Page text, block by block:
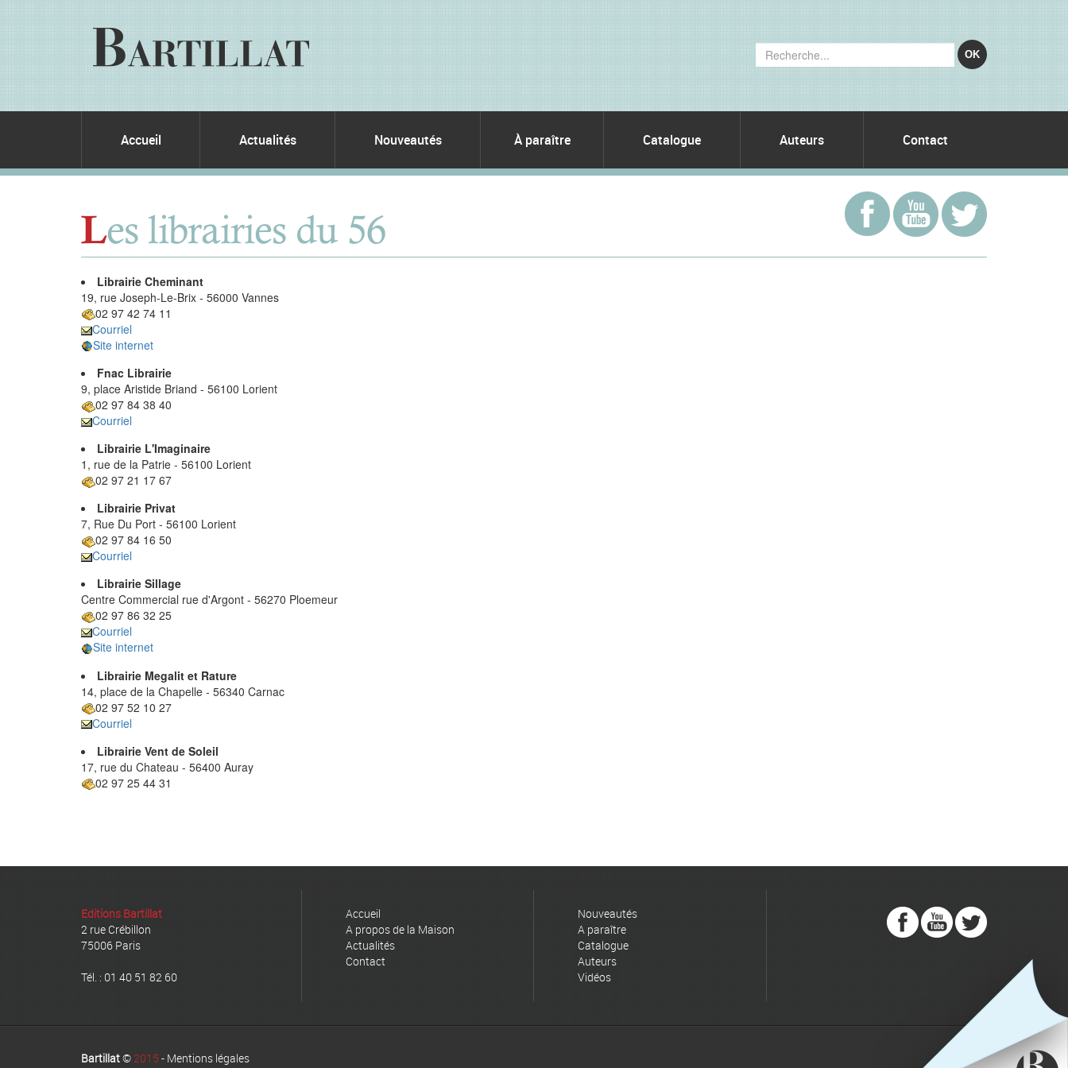
OK
Accueil Actualités Nouveautés À paraître Catalogue Auteurs Contact
Les librairies du 56
Librairie Cheminant
19, rue Joseph-Le-Brix - 56000 Vannes
02 97 42 74 11
Courriel
Site internet
Fnac Librairie
9, place Aristide Briand - 56100 Lorient
02 97 84 38 40
Courriel
Librairie L'Imaginaire
1, rue de la Patrie - 56100 Lorient
02 97 21 17 67
Librairie Privat
7, Rue Du Port - 56100 Lorient
02 97 84 16 50
Courriel
Librairie Sillage
Centre Commercial rue d'Argont - 56270 Ploemeur
02 97 86 32 25
Courriel
Site internet
Librairie Megalit et Rature
14, place de la Chapelle - 56340 Carnac
02 97 52 10 27
Courriel
Librairie Vent de Soleil
17, rue du Chateau - 56400 Auray
02 97 25 44 31
Editions Bartillat
2 rue Crébillon
75006 Paris
Tél. : 01 40 51 82 60
Accueil
A propos de la Maison
Actualités
Contact
Nouveautés
A paraître
Catalogue
Auteurs
Vidéos
Bartillat© 2015 - Mentions légales